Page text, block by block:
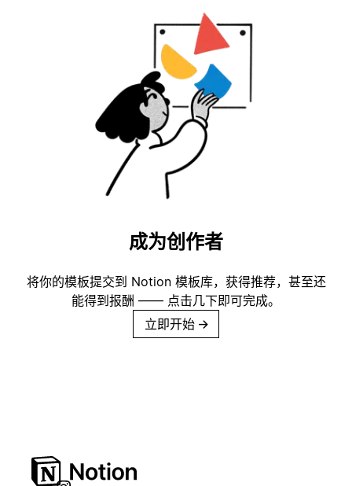
成为创作者
将你的模板提交到 Notion 模板库，获得推荐，甚至还
能得到报酬 —— 点击几下即可完成。
立即开始 →